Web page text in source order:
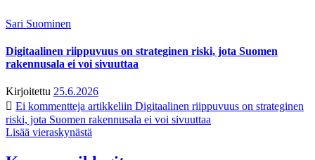
Sari Suominen
Digitaalinen riippuvuus on strateginen riski, jota Suomen
rakennusala ei voi sivuuttaa
Kirjoitettu 25.6.2026
Ei kommentteja artikkeliin Digitaalinen riippuvuus on strateginen
riski, jota Suomen rakennusala ei voi sivuuttaa
Lisää vieraskynästä